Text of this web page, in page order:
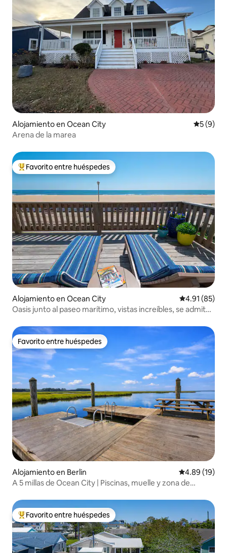
Alojamiento en Ocean City
5 (9)
Arena de la marea
Favorito entre huéspedes preferido
Favorito entre huéspedes
Alojamiento en Ocean City Calificación
4.91 (85)
Oasis junto al paseo marítimo, vistas increíbles, se admiten
Favorito entre huéspedes
Favorito entre huéspedes
Alojamiento en Berlin Calificación
4.89 (19)
A 5 millas de Ocean City | Piscinas, muelle y zona de
Favorito entre huéspedes preferido
Favorito entre huéspedes